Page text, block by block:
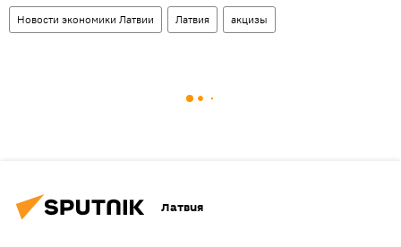
Новости экономики Латвии Латвия акцизы
Латвия